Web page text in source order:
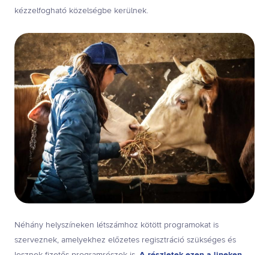
kézzelfogható közelségbe kerülnek.
Néhány helyszíneken létszámhoz kötött programokat is
szerveznek, amelyekhez előzetes regisztráció szükséges és